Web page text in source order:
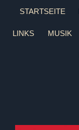
Zum
springen
STARTSEITE
LINKS MUSIK